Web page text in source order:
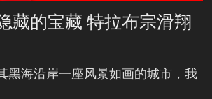
藏的宝藏 特拉布宗滑翔
黑海沿岸一座风景如画的城市，我